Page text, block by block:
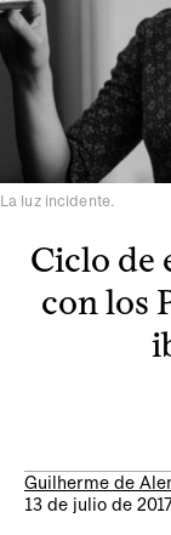
La luz incidente.
Ciclo de
con los
Guilherme de
13 de julio de